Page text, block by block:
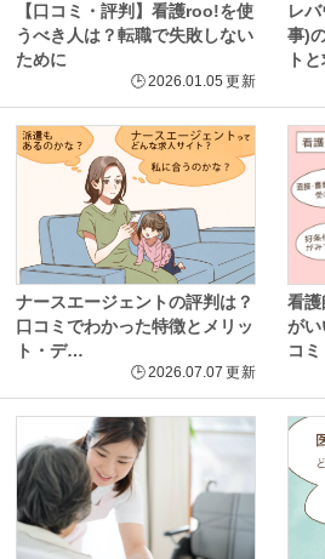
【口コミ・評判】看護roo!を使
うべき人は？転職で失敗しない
ために
🕒2026.01.05 更新
レ
事)
ト
ナースエージェントの評判は？
口コミでわかった特徴とメリッ
ト・デ…
🕒2026.07.07 更新
看
がい
コミ